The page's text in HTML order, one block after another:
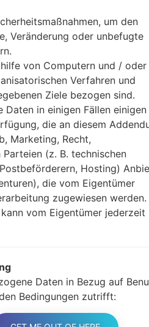
CSC_***, in einem
Jetzt schalten Sie das
Modus. Alle
Halten Sie die
gedrückt.
Halten Sie Lauter-
Sie das Telefon mit
Halten Sie die
Schließen Sie das
und Bixbi-Tasten
Halten Sie die
Dann schließen Sie
gestartet und von PC
um den
Veränderung oder unbefugte
von Computern und / oder
Verfahren und
Ziele bezogen sind.
Daten in einigen Fällen einigen
die an diesem
Marketing, Recht,
(z. B. technischen
Hosting)
die vom Eigentümer
zugewiesen werden.
vom Eigentümer jederzeit
Daten in Bezug auf
Bedingungen zutrifft:
einem oder mehreren